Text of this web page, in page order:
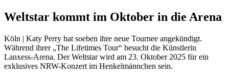
Weltstar kommt im Oktober in die Arena
Köln | Katy Perry hat soeben ihre neue Tournee angekündigt.
Während ihrer „The Lifetimes Tour“ besucht die Künstlerin
Lanxess-Arena. Der Weltstar wird am 23. Oktober 2025 für ein
exklusives NRW-Konzert im Henkelmännchen sein.